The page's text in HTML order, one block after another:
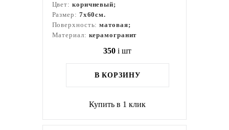
Цвет: коричневый;
Размер: 7x60см.
Поверхность:матовая;
Материал: керамогранит
350 i шт
В КОРЗИНУ
Купить в 1 клик